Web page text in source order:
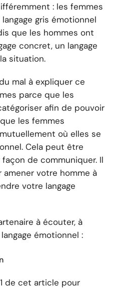
: les femmes
gris émotionnel
que les hommes ont
concret, un langage
situation.
mal à expliquer ce
parce que les
afin de pouvoir
les femmes
où elles se
Cela peut être
de communiquer. Il
votre homme à
votre langage
à écouter, à
émotionnel :
de cet article pour